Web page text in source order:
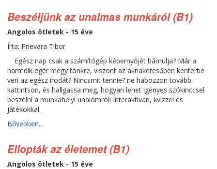
Beszéljünk az unalmas munkáról (B1)
Angolos ötletek - 15 éve
Írta: Prievara Tibor
Egész nap csak a számítógép képernyőjét bámulja? Már a
harmdik egér megy tönkre, viszont az aknakeresőben kenterbe
veri az egész irodát? Nincsmit tennie? ne habozzon tovább.
kattintson, és hallgassa meg, hogyan lehet igényes szókinccsel
beszélni a munkahelyi unalomról! Interaktívan, kvízzel és
játékokkal.
Bővebben...
Ellopták az életemet (B1)
Angolos ötletek - 15 éve